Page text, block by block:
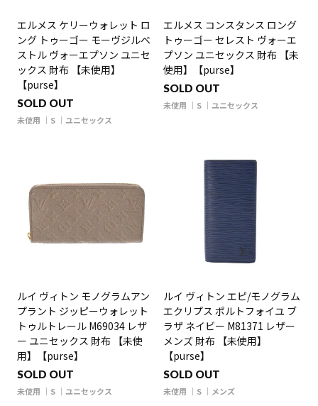
エルメス ケリーウォレット ロ
ング トゥーゴー モーヴジルベ
ストル ヴォーエプソン ユニセ
ックス 財布 【未使用】
【purse】
SOLD OUT
未使用 S ユニセックス
エルメス コンスタンス ロング
トゥーゴー セレスト ヴォーエ
プソン ユニセックス 財布 【未
使用】【purse】
SOLD OUT
未使用 S ユニセックス
ルイ ヴィトン モノグラムアン
プラント ジッピーウォレット
トゥルトレール M69034 レザ
ー ユニセックス 財布 【未使
用】【purse】
SOLD OUT
未使用 S ユニセックス
ルイ ヴィトン エピ/モノグラム
エクリプス ポルトフォイユ ブ
ラザ ネイビー M81371 レザー
メンズ 財布 【未使用】
【purse】
SOLD OUT
未使用 S メンズ